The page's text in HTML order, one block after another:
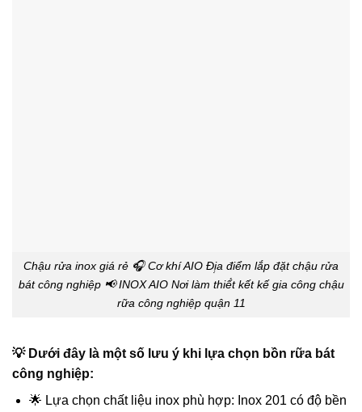
Chậu rửa inox giá rẻ 🎧 Cơ khí AIO Đị̣a điểm lắp đặt chậu rửa
bát công nghiệp 📢 INOX AIO Nơi làm thiế́t kết kế gia công chậu
rữa công nghiệp quận 11
💡 Dưới đây là một số lưu ý khi lựa chọn bồn rữa bát
công nghiệp:
🌟 Lựa chọn chất liệu inox phù hợp: Inox 201 có độ bền